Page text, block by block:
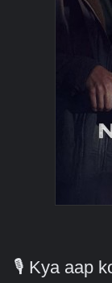
🎙️ Kya aap